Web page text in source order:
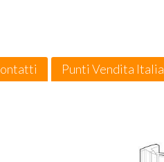
Punti Vendita Italia